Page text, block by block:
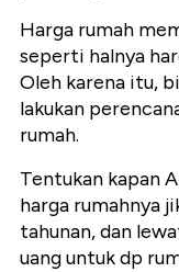
Harga rumah
seperti halnya
Oleh karena itu,
lakukan
rumah.
Tentukan kapan
harga rumahnya
tahunan, dan
uang untuk dp